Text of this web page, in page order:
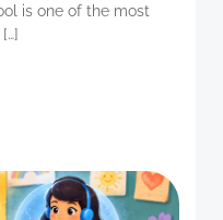
is one of the most